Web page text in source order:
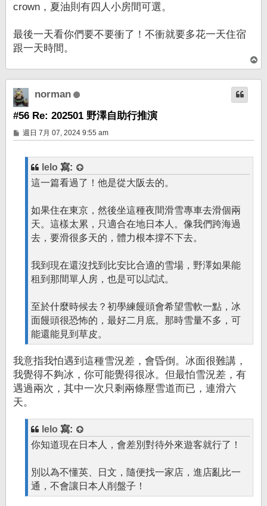
crown，夏油則有四人小房間可選。
最後一天看你們要不要衝了！不衝就要多花一天住宿
跟一天時間。
頂
端
norman
#56 Re: 202501 野澤自助行推演
文
章
週日 7月 07, 2024 9:55 am
lelo 寫:
這一篇看過了！他是從大阪去的。
如果住在東京，然後坐這種夜間滑雪專車去滑個兩
天。這樣太累，只適合在地日本人。像我們跨海過
去，要滑很多天的，體力根本撐不下去。
我到現在還沒找到比安比合適的雪場，野澤如果能
租到那間單人房，也是可以試試。
至於什麼時候去？初學練饅頭會希望雪軟一點，冰
面饅頭很恐怖的，最好二月底。那時雪量不多，可
能還能見到草皮。
我意指我怕遇到這種雪況差，會昏倒。冰面很難講，
我覺得不夠冰，你可能覺得很冰。但最怕雪況差，有
遇過兩次，其中一次只剩兩條壓雪道而已，連滑六
天。
lelo 寫:
你知道現在日本人，會差別對待外來遊客就行了！
別以為不懂英、日文，隨便找一家店，進店亂比一
通，不會讓日本人削盤子！